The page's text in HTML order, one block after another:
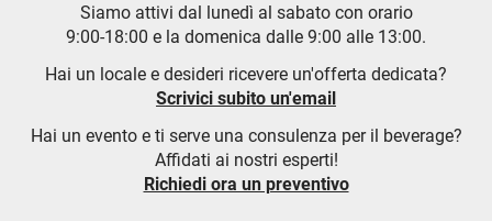
Siamo attivi dal lunedì al sabato con orario
9:00-18:00 e la domenica dalle 9:00 alle 13:00.
Hai un locale e desideri ricevere un'offerta dedicata?
Scrivici subito un'email
Hai un evento e ti serve una consulenza per il beverage?
Affidati ai nostri esperti!
Richiedi ora un preventivo